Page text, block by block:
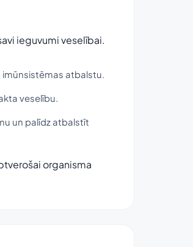
ieguvumi veselībai.
atbalstu.
veselību.
un palīdz atbalstīt
organisma